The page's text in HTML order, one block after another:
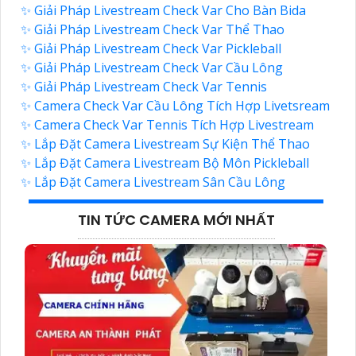
✨ Giải Pháp Livestream Check Var Cho Bàn Bida
✨ Giải Pháp Livestream Check Var Thể Thao
✨ Giải Pháp Livestream Check Var Pickleball
✨ Giải Pháp Livestream Check Var Cầu Lông
✨ Giải Pháp Livestream Check Var Tennis
✨ Camera Check Var Cầu Lông Tích Hợp Livetsream
✨ Camera Check Var Tennis Tích Hợp Livestream
✨ Lắp Đặt Camera Livestream Sự Kiện Thể Thao
✨ Lắp Đặt Camera Livestream Bộ Môn Pickleball
✨ Lắp Đặt Camera Livestream Sân Cầu Lông
TIN TỨC CAMERA MỚI NHẤT